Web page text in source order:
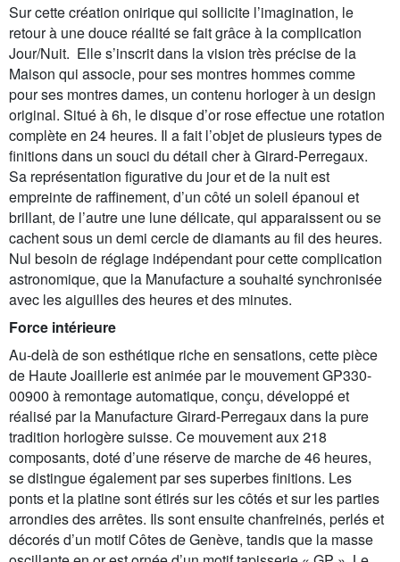
Sur cette création onirique qui sollicite l’imagination, le
retour à une douce réalité se fait grâce à la complication
Jour/Nuit. Elle s’inscrit dans la vision très précise de la
Maison qui associe, pour ses montres hommes comme
pour ses montres dames, un contenu horloger à un design
original. Situé à 6h, le disque d’or rose effectue une rotation
complète en 24 heures. Il a fait l’objet de plusieurs types de
finitions dans un souci du détail cher à Girard-Perregaux.
Sa représentation figurative du jour et de la nuit est
empreinte de raffinement, d’un côté un soleil épanoui et
brillant, de l’autre une lune délicate, qui apparaissent ou se
cachent sous un demi cercle de diamants au fil des heures.
Nul besoin de réglage indépendant pour cette complication
astronomique, que la Manufacture a souhaité synchronisée
avec les aiguilles des heures et des minutes.
Force intérieure
Au-delà de son esthétique riche en sensations, cette pièce
de Haute Joaillerie est animée par le mouvement GP330-
00900 à remontage automatique, conçu, développé et
réalisé par la Manufacture Girard-Perregaux dans la pure
tradition horlogère suisse. Ce mouvement aux 218
composants, doté d’une réserve de marche de 46 heures,
se distingue également par ses superbes finitions. Les
ponts et la platine sont étirés sur les côtés et sur les parties
arrondies des arrêtes. Ils sont ensuite chanfreinés, perlés et
décorés d’un motif Côtes de Genève, tandis que la masse